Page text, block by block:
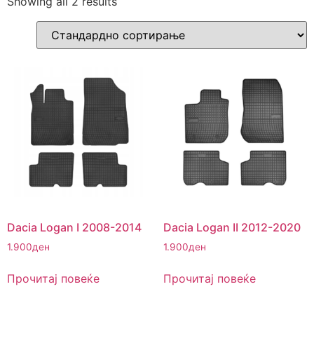
Dacia Logan I 2008-2014
1.900ден
Прочитај повеќе
Dacia Logan II 2012-2020
1.900ден
Прочитај повеќе